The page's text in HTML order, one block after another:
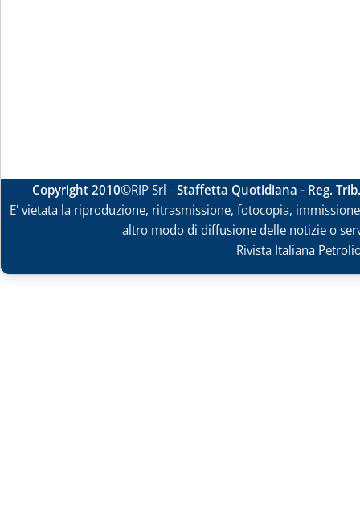
Copyright 2010©RIP Srl -Staffetta Quotidiana - Reg.
E' vietata la riproduzione, ritrasmissione, fotocopia,
altro modo di diffusione delle notizie o
Rivista Italiana